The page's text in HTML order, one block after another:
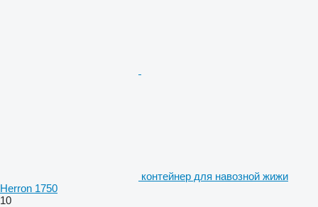
контейнер для навозной жижи
Herron 1750
10